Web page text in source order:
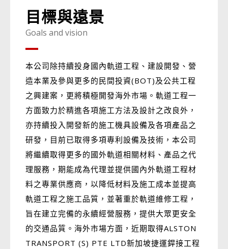
目標與遠景
Goals and vision
本公司除持續投身國內軌道工程、建設開發、營
造本業及參與更多的民間投資(BOT)及公共工程
之興建案，更將積極開發海外市場。軌道工程一
方面致力於精進各項施工方法及設計之改良外，
亦持續投入開發新的施工機具設備及各項產品之
研發，目前已取得多項專利設備及技術，本公司
將繼續取得更多的國外軌道相關材料、產品之代
理服務，期能成為代理並提供國內外軌道工程材
料之專業供應商，以降低材料及施工成本並提高
軌道工程之施工品質，並著重於軌道維修工程，
旨在建立完備的永續經營服務，提供大眾更安全
的交通品質。海外市場方面，近期取得ALSTON
TRANSPORT (S) PTE LTD新加坡捷運銲接工程